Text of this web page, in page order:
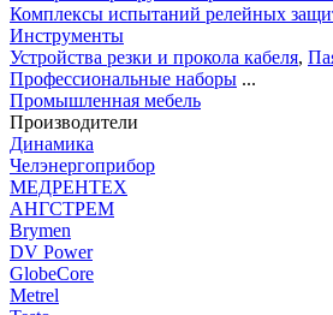
Комплексы испытаний релейных
Инструменты
Устройства резки и прокола кабеля,
Профессиональные наборы ...
Промышленная мебель
Производители
Динамика
Челэнергоприбор
МЕДРЕНТЕХ
АНГСТРЕМ
Brymen
DV Power
GlobeCore
Metrel